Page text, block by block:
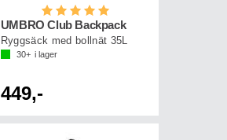
Betyg:
UMBRO Club Backpack
Ryggsäck med bollnät 35L
30+ i lager
449,-